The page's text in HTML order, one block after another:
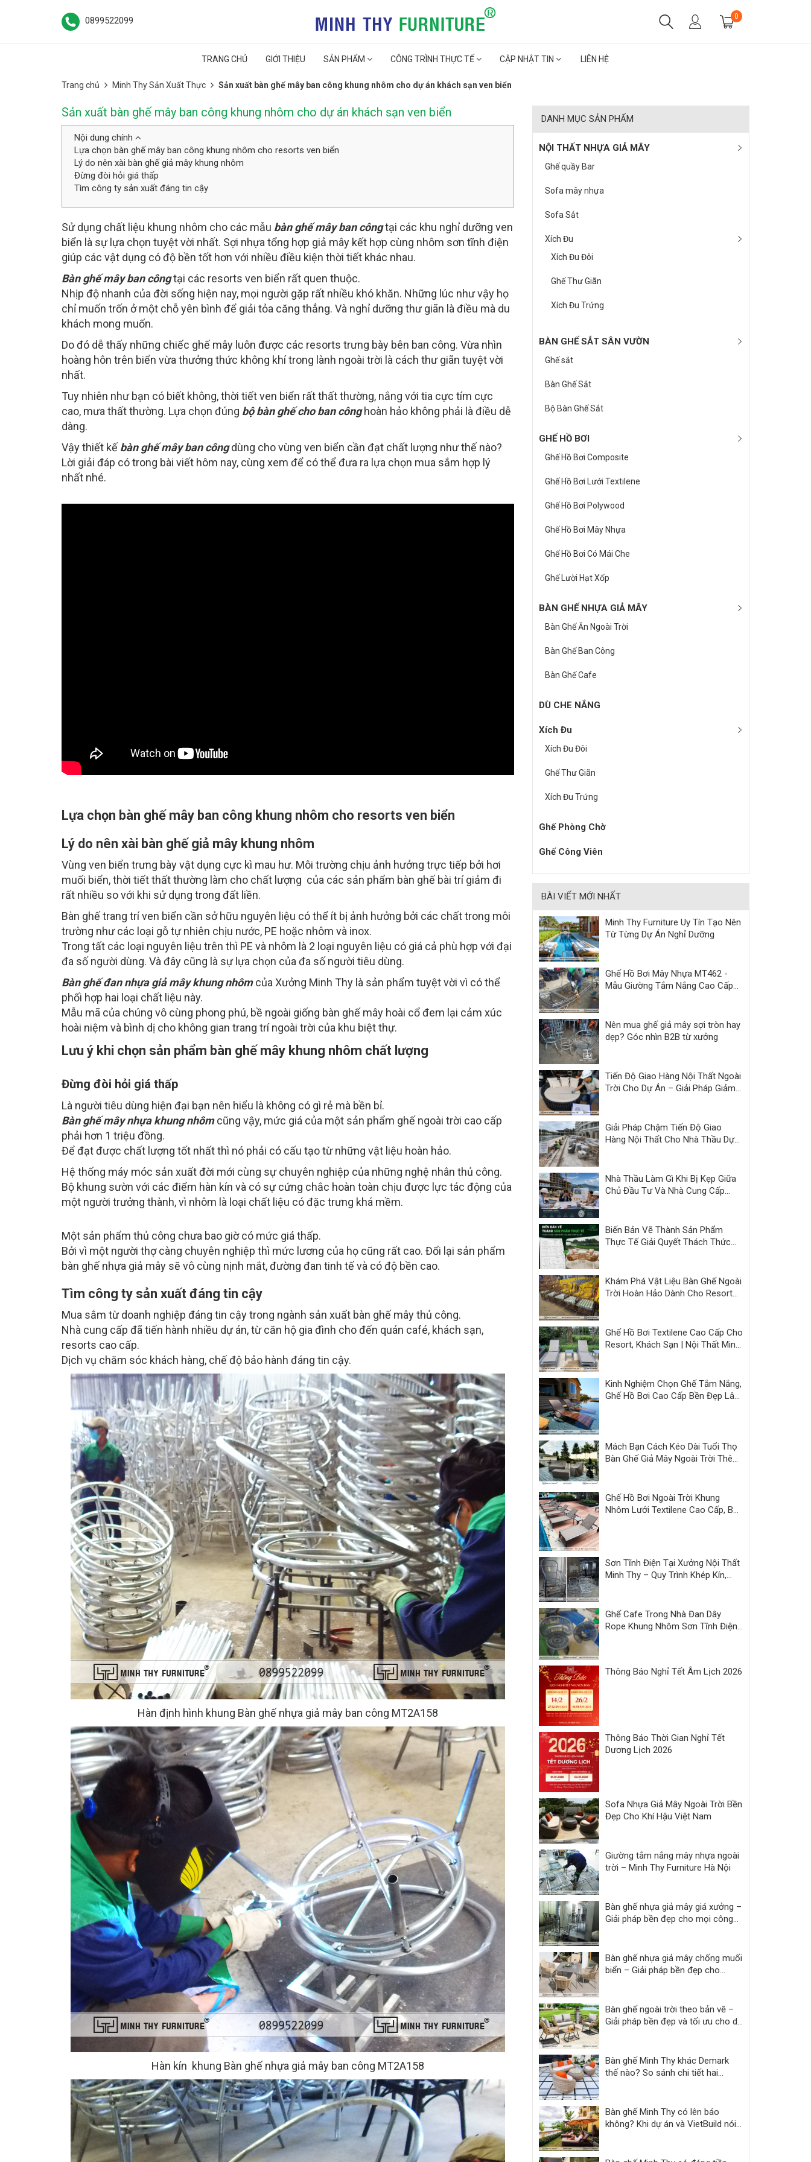
0899522099 0
TRANG CHỦ GIỚI THIỆU SẢN PHẨM CÔNG TRÌNH THỰC TẾ CẬP NHẬT TIN LIÊN HỆ
Trang chủ Minh Thy Sản Xuất Thực Sản xuất bàn ghế mây ban công khung nhôm cho dự án khách sạn ven biển
Sản xuất bàn ghế mây ban công khung nhôm cho dự án khách sạn ven biển
Nội dung chính
Lựa chọn bàn ghế mây ban công khung nhôm cho resorts ven biển
Lý do nên xài bàn ghế giả mây khung nhôm
Đừng đòi hỏi giá thấp
Tìm công ty sản xuất đáng tin cậy
Sử dụng chất liệu khung nhôm cho các mẫu bàn ghế mây ban côngtại các khu nghỉ dưỡng ven
biển là sự lựa chọn tuyệt vời nhất. Sợi nhựa tổng hợp giả mây kết hợp cùng nhôm sơn tĩnh điện
giúp các vật dụng có độ bền tốt hơn với nhiều điều kiện thời tiết khác nhau.
Bàn ghế mây ban côngtại các resorts ven biển rất quen thuộc.
Nhịp độ nhanh của đời sống hiện nay, mọi người gặp rất nhiều khó khăn. Những lúc như vậy họ
chỉ muốn trốn ở một chỗ yên bình để giải tỏa căng thẳng. Và nghỉ dưỡng thư giãn là điều mà du
khách mong muốn.
Do đó dễ thấy những chiếc ghế mây luôn được các resorts trưng bày bên ban công. Vừa nhìn
hoàng hôn trên biển vừa thưởng thức không khí trong lành ngoài trời là cách thư giãn tuyệt vời
nhất.
Tuy nhiên như bạn có biết không, thời tiết ven biển rất thất thường, nắng với tia cực tím cực
cao, mưa thất thường. Lựa chọn đúng bộ bàn ghế cho ban cônghoàn hảo không phải là điều dễ
dàng.
Vậy thiết kế bàn ghế mây ban côngdùng cho vùng ven biển cần đạt chất lượng như thế nào?
Lời giải đáp có trong bài viết hôm nay, cùng xem để có thể đưa ra lựa chọn mua sắm hợp lý
nhất nhé.
Lựa chọn bàn ghế mây ban công khung nhôm cho resorts ven biển
Lý do nên xài bàn ghế giả mây khung nhôm
Vùng ven biển trưng bày vật dụng cực kì mau hư. Môi trường chịu ảnh hưởng trực tiếp bởi hơi
muối biển, thời tiết thất thường làm cho chất lượng của các sản phẩm bàn ghế bài trí giảm đi
rất nhiều so với khi sử dụng trong đất liền.
Bàn ghế trang trí ven biển cần sở hữu nguyên liệu có thể ít bị ảnh hưởng bởi các chất trong môi
trường như các loại gỗ tự nhiên chịu nước, PE hoặc nhôm và inox.
Trong tất các loại nguyên liệu trên thì PE và nhôm là 2 loại nguyên liệu có giá cả phù hợp với đại
đa số người dùng. Và đây cũng là sự lựa chọn của đa số người tiêu dùng.
Bàn ghế đan nhựa giả mây khung nhômcủa Xưởng Minh Thy là sản phẩm tuyệt vời vì có thể
phối hợp hai loại chất liệu này.
Mẫu mã của chúng vô cùng phong phú, bề ngoài giống bàn ghế mây hoài cổ đem lại cảm xúc
hoài niệm và bình dị cho không gian trang trí ngoài trời của khu biệt thự.
Lưu ý khi chọn sản phẩm bàn ghế mây khung nhôm chất lượng
Đừng đòi hỏi giá thấp
Là người tiêu dùng hiện đại bạn nên hiểu là không có gì rẻ mà bền bỉ.
Bàn ghế mây nhựa khung nhômcũng vậy, mức giá của một sản phẩm ghế ngoài trời cao cấp
phải hơn 1 triệu đồng.
Để đạt được chất lượng tốt nhất thì nó phải có cấu tạo từ những vật liệu hoàn hảo.
Hệ thống máy móc sản xuất đời mới cùng sự chuyên nghiệp của những nghệ nhân thủ công.
Bộ khung sườn với các điểm hàn kín và có sự cứng chắc hoàn toàn chịu được lực tác động của
một người trưởng thành, vì nhôm là loại chất liệu có đặc trưng khá mềm.
Một sản phẩm thủ công chưa bao giờ có mức giá thấp.
Bởi vì một người thợ càng chuyên nghiệp thì mức lương của họ cũng rất cao. Đổi lại sản phẩm
bàn ghế nhựa giả mây sẽ vô cùng nịnh mắt, đường đan tinh tế và có độ bền cao.
Tìm công ty sản xuất đáng tin cậy
Mua sắm từ doanh nghiệp đáng tin cậy trong ngành sản xuất bàn ghế mây thủ công.
Nhà cung cấp đã tiến hành nhiều dự án, từ căn hộ gia đình cho đến quán café, khách sạn,
resorts cao cấp.
Dịch vụ chăm sóc khách hàng, chế độ bảo hành đáng tin cậy.
Hàn định hình khung Bàn ghế nhựa giả mây ban công MT2A158
Hàn kín khung Bàn ghế nhựa giả mây ban công MT2A158
DANH MỤC SẢN PHẨM
NỘI THẤT NHỰA GIẢ MÂY
Ghế quầy Bar
Sofa mây nhựa
Sofa Sắt
Xích Đu
Xích Đu Đôi
Ghế Thư Giãn
Xích Đu Trứng
BÀN GHẾ SẮT SÂN VƯỜN
Ghế sắt
Bàn Ghế Sắt
Bộ Bàn Ghế Sắt
GHẾ HỒ BƠI
Ghế Hồ Bơi Composite
Ghế Hồ Bơi Lưới Textilene
Ghế Hồ Bơi Polywood
Ghế Hồ Bơi Mây Nhựa
Ghế Hồ Bơi Có Mái Che
Ghế Lười Hạt Xốp
BÀN GHẾ NHỰA GIẢ MÂY
Bàn Ghế Ăn Ngoài Trời
Bàn Ghế Ban Công
Bàn Ghế Cafe
DÙ CHE NẮNG
Xích Đu
Xích Đu Đôi
Ghế Thư Giãn
Xích Đu Trứng
Ghế Phòng Chờ
Ghế Công Viên
BÀI VIẾT MỚI NHẤT
Minh Thy Furniture Uy Tín Tạo Nên
Từ Từng Dự Án Nghỉ Dưỡng
Ghế Hồ Bơi Mây Nhựa MT462 -
Mẫu Giường Tắm Nắng Cao Cấp
Nên mua ghế giả mây sợi tròn hay
dẹp? Góc nhìn B2B từ xưởng
Tiến Độ Giao Hàng Nội Thất Ngoài
Trời Cho Dự Án – Giải Pháp Giảm
Giải Pháp Chậm Tiến Độ Giao
Hàng Nội Thất Cho Nhà Thầu Dự
Nhà Thầu Làm Gì Khi Bị Kẹp Giữa
Chủ Đầu Tư Và Nhà Cung Cấp
Biến Bản Vẽ Thành Sản Phẩm
Thực Tế Giải Quyết Thách Thức
Khám Phá Vật Liệu Bàn Ghế Ngoài
Trời Hoàn Hảo Dành Cho Resort
Ghế Hồ Bơi Textilene Cao Cấp Cho
Resort, Khách Sạn | Nội Thất Minh
Kinh Nghiệm Chọn Ghế Tắm Nắng,
Ghế Hồ Bơi Cao Cấp Bền Đẹp Lâu
Mách Bạn Cách Kéo Dài Tuổi Thọ
Bàn Ghế Giả Mây Ngoài Trời Thêm
Ghế Hồ Bơi Ngoài Trời Khung
Nhôm Lưới Textilene Cao Cấp, Bền
Sơn Tĩnh Điện Tại Xưởng Nội Thất
Minh Thy – Quy Trình Khép Kín,
Ghế Cafe Trong Nhà Đan Dây
Rope Khung Nhôm Sơn Tĩnh Điện |
Thông Báo Nghỉ Tết Âm Lịch 2026
Thông Báo Thời Gian Nghỉ Tết
Dương Lịch 2026
Sofa Nhựa Giả Mây Ngoài Trời Bền
Đẹp Cho Khí Hậu Việt Nam
Giường tắm nắng mây nhựa ngoài
trời – Minh Thy Furniture Hà Nội
Bàn ghế nhựa giả mây giá xưởng –
Giải pháp bền đẹp cho mọi công
Bàn ghế nhựa giả mây chống muối
biển – Giải pháp bền đẹp cho
Bàn ghế ngoài trời theo bản vẽ –
Giải pháp bền đẹp và tối ưu cho dự
Bàn ghế Minh Thy khác Demark
thế nào? So sánh chi tiết hai
Bàn ghế Minh Thy có lên báo
không? Khi dự án và VietBuild nói